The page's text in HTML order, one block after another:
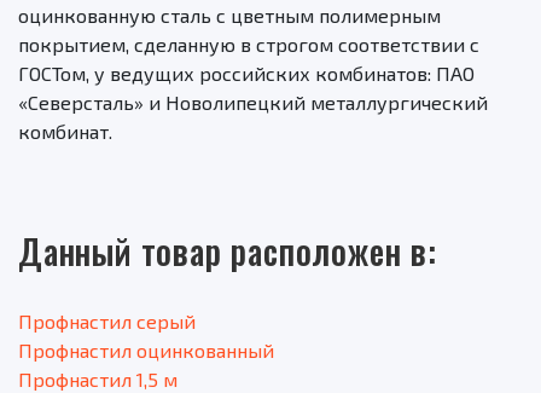
оцинкованную сталь с цветным полимерным
покрытием, сделанную в строгом соответствии с
ГОСТом, у ведущих российских комбинатов: ПАО
«Северсталь» и Новолипецкий металлургический
комбинат.
Данный товар расположен в:
Профнастил серый
Профнастил оцинкованный
Профнастил 1,5 м